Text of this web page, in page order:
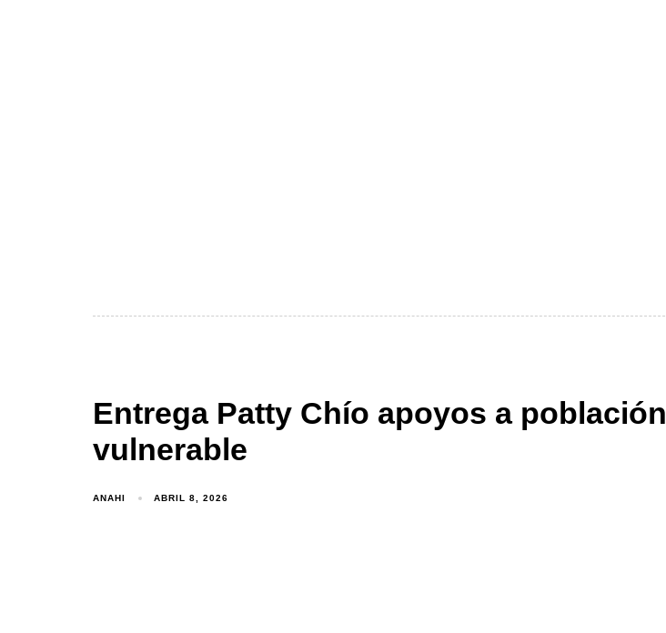
Entrega Patty Chío apoyos a población
vulnerable
ANAHI ABRIL 8, 2026